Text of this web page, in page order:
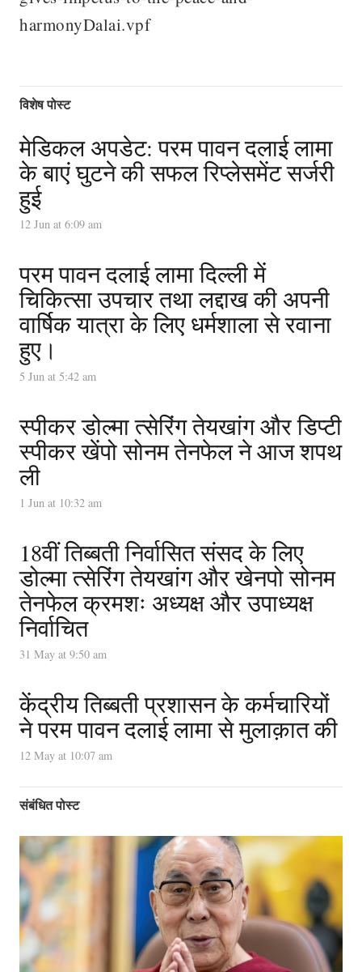
harmonyDalai.vpf
विशेष पोस्ट
मेडिकल अपडेट: परम पावन दलाई लामा
के बाएं घुटने की सफल रिप्लेसमेंट सर्जरी
हुई
12 Jun at 6:09 am
परम पावन दलाई लामा दिल्ली में
चिकित्सा उपचार तथा लद्दाख की अपनी
वार्षिक यात्रा के लिए धर्मशाला से रवाना
हुए।
5 Jun at 5:42 am
स्पीकर डोल्मा त्सेरिंग तेयखांग और डिप्टी
स्पीकर खेंपो सोनम तेनफेल ने आज शपथ
ली
1 Jun at 10:32 am
18वीं तिब्बती निर्वासित संसद के लिए
डोल्मा त्सेरिंग तेयखांग और खेनपो सोनम
तेनफेल क्रमशः अध्यक्ष और उपाध्यक्ष
निर्वाचित
31 May at 9:50 am
केंद्रीय तिब्बती प्रशासन के कर्मचारियों
ने परम पावन दलाई लामा से मुलाक़ात की
12 May at 10:07 am
संबंधित पोस्ट